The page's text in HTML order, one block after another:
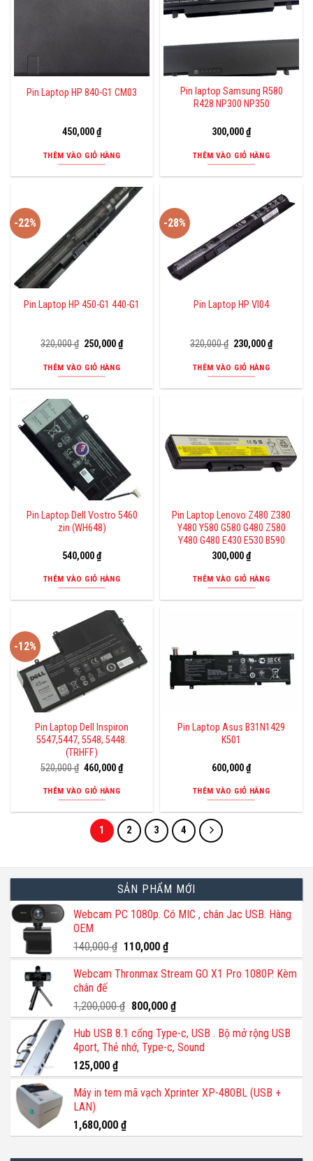
Pin Laptop HP 840-G1 CM03
450,000₫
THÊM VÀO GIỎ HÀNG
Pin laptop Samsung R580
R428 NP300 NP350
300,000₫
THÊM VÀO GIỎ HÀNG
-22%
Pin Laptop HP 450-G1 440-G1
320,000₫ Giá
là:
320,000 ₫.
250,000₫Giá
hiện
THÊM VÀO GIỎ HÀNG
-28%
Pin Laptop HP VI04
320,000₫ Giá
là:
320,000 ₫.
230,000₫Giá
hiện
THÊM VÀO GIỎ HÀNG
Pin Laptop Dell Vostro 5460
zin (WH648)
540,000₫
THÊM VÀO GIỎ HÀNG
Pin Laptop Lenovo Z480 Z380
Y480 Y580 G580 G480 Z580
Y480 G480 E430 E530 B590
300,000₫
THÊM VÀO GIỎ HÀNG
-12%
Pin Laptop Dell Inspiron
5547,5447, 5548, 5448.
(TRHFF)
520,000₫ Giá
là:
520,000 ₫.
460,000₫Giá
hiện
THÊM VÀO GIỎ HÀNG
Pin Laptop Asus B31N1429
K501
600,000₫
THÊM VÀO GIỎ HÀNG
1 2 3 4
SẢN PHẨM MỚI
Webcam PC 1080p. Có MIC , chân Jac USB. Hàng
OEM
140,000₫ Giá
gốc
là:
110,000 ₫Giá
hiện
tại
110,000 ₫.
Webcam Thronmax Stream GO X1 Pro 1080P. Kèm
chân đế
1,200,000₫ Giá
gốc
là:
1,200,000 ₫.
800,000 ₫Giá
hiện
tại
là:
Hub USB 8.1 cổng Type-c, USB . Bộ mở rộng USB
4port, Thẻ nhớ, Type-c, Sound
125,000 ₫
Máy in tem mã vạch Xprinter XP-480BL (USB +
LAN)
1,680,000 ₫